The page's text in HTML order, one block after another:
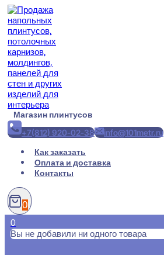
Перейти
содержимому
Магазин плинтусов
+7(812) 920-02-38
info@101metr.ru
Как заказать
Оплата и доставка
Контакты
0
0
Вы не добавили ни одного товара